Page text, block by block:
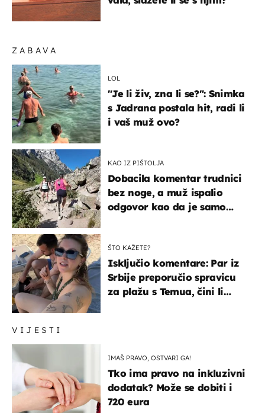
VIJESTI
IMAŠ PRAVO, OSTVARI GA!
Tko ima pravo na inkluzivni
dodatak? Može se dobiti i
720 eura
ZABAVA
LOL
"Je li živ, zna li se?": Snimka
s Jadrana postala hit, radi li
i vaš muž ovo?
KAO IZ PIŠTOLJA
Dobacila komentar trudnici
bez noge, a muž ispalio
odgovor kao da je samo
ŠTO KAŽETE?
Isključio komentare: Par iz
Srbije preporučio spravicu
za plažu s Temua, čini li